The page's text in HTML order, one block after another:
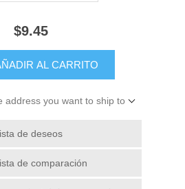
$9.45
address you want to ship to